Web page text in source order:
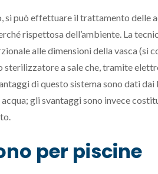
si può effettuare il trattamento delle
rispettosa dell’ambiente. La
alle dimensioni della vasca (si
sterilizzatore a sale che, tramite
di questo sistema sono dati
gli svantaggi sono invece
per piscine